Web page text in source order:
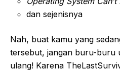
dan sejenisnya
Nah, buat kamu yang
tersebut, jangan buru-buru
ulang! Karena